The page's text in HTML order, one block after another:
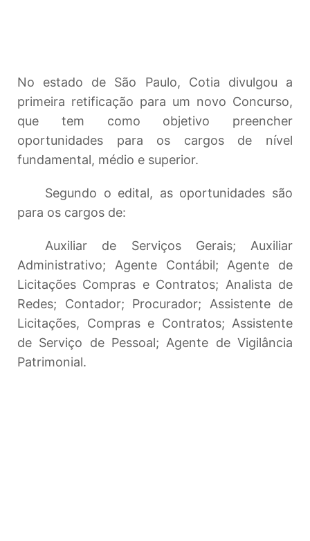
No estado de São Paulo, Cotia divulgou a
primeira retificação para um novo Concurso,
que tem como objetivo preencher
oportunidades para os cargos de nível
fundamental, médio e superior.
Segundo o edital, as oportunidades são
para os cargos de:
Auxiliar de Serviços Gerais; Auxiliar
Administrativo; Agente Contábil; Agente de
Licitações Compras e Contratos; Analista de
Redes; Contador; Procurador; Assistente de
Licitações, Compras e Contratos; Assistente
de Serviço de Pessoal; Agente de Vigilância
Patrimonial.